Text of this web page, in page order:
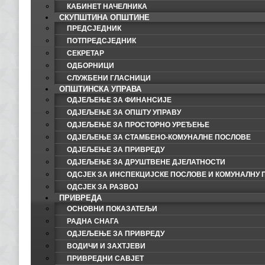
КАБИНЕТ НАЧЕЛНИКА
СКУПШТИНА ОПШТИНЕ
ПРЕДСЈЕДНИК
ПОТПРЕДСЈЕДНИК
СЕКРЕТАР
ОДБОРНИЦИ
СЛУЖБЕНИ ГЛАСНИЦИ
ОПШТИНСКА УПРАВА
ОДЈЕЉЕЊЕ ЗА ФИНАНСИЈЕ
ОДЈЕЉЕЊЕ ЗА ОПШТУ УПРАВУ
ОДЈЕЉЕЊЕ ЗА ПРОСТОРНО УРЕЂЕЊЕ
ОДЈЕЉЕЊЕ ЗА СТАМБЕНО-КОМУНАЛНЕ ПОСЛОВЕ
ОДЈЕЉЕЊЕ ЗА ПРИВРЕДУ
ОДЈЕЉЕЊЕ ЗА ДРУШТВЕНЕ ДЈЕЛАТНОСТИ
ОДСЈЕК ЗА ИНСПЕКЦИЈСКЕ ПОСЛОВЕ И КОМУНАЛНУ
ОДСЈЕК ЗА РАЗВОЈ
ПРИВРЕДА
ОСНОВНИ ПОКАЗАТЕЉИ
РАДНА СНАГА
ОДЈЕЉЕЊЕ ЗА ПРИВРЕДУ
ВОДИЧИ И ЗАХТЈЕВИ
ПРИВРЕДНИ САВЈЕТ